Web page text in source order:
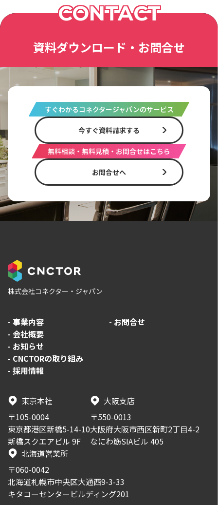
CONTACT
資料ダウンロード・お問合せ
すぐわかるコネクタージャパンのサービス
今すぐ資料請求する
無料相談・無料見積・お問合せはこちら
お問合せへ
株式会社コネクター・ジャパン
東京本社
〒105-0004
東京都港区新橋5-14-10
新橋スクエアビル 9F
大阪支店
〒550-0013
大阪府大阪市西区新町2丁目4-2
なにわ筋SIAビル 405
北海道営業所
〒060-0042
北海道札幌市中央区大通西9-3-33
キタコーセンタービルディング201
- 事業内容
- 会社概要
- お知らせ
- CNCTORの取り組み
- 採用情報
- お問合せ